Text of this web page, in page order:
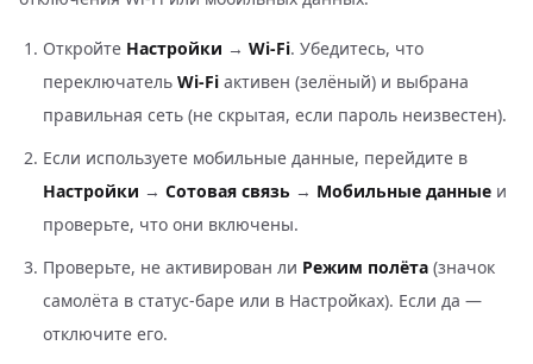
Откройте Настройки → Wi-Fi. Убедитесь, что
переключатель Wi-Fi активен (зелёный) и выбрана
правильная сеть (не скрытая, если пароль неизвестен).
Если используете мобильные данные, перейдите в
Настройки → Сотовая связь → Мобильные данные и
проверьте, что они включены.
Проверьте, не активирован ли Режим полёта (значок
самолёта в статус-баре или в Настройках). Если да —
отключите его.